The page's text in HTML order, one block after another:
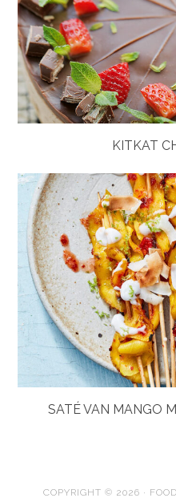
KITKAT
SATÉ VAN MANGO
COPYRIGHT © 2026 ·